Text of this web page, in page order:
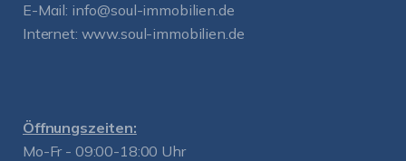
E-Mail: info@soul-immobilien.de
Internet: www.soul-immobilien.de
Öffnungszeiten:
Mo-Fr - 09:00-18:00 Uhr